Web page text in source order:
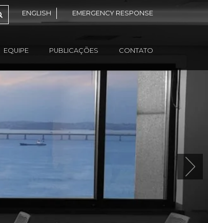
ENGLISH EMERGENCY RESPONSE
EQUIPE PUBLICAÇÕES CONTATO